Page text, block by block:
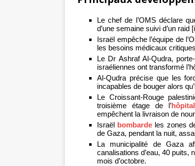
Le chef de l’OMS déclare
d’une semaine suivi d’un raid
Israël empêche l’équipe de
les besoins médicaux
Le Dr Ashraf Al-Qudra,
israéliennes ont transformé
Al-Qudra précise que les
incapables de bouger alors
Le Croissant-Rouge
troisième étage de l’
empêchent la livraison de
Israël bombarde les zones
de Gaza, pendant la nuit,
La municipalité de Gaza
canalisations d’eau, 40 puits,
mois d’octobre.